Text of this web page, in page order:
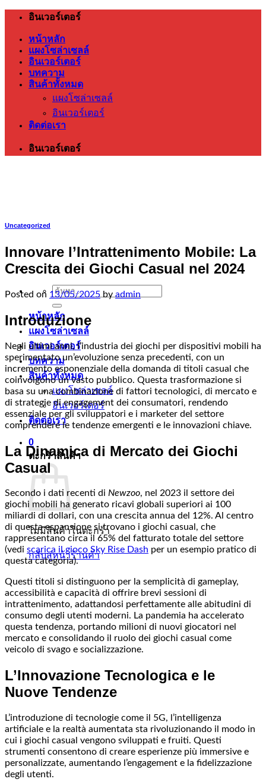
ข้าม
เนื้อหา
อินเวอร์เตอร์
หน้าหลัก
แผงโซล่าเซลล์
อินเวอร์เตอร์
บทความ
สินค้าทั้งหมด
แผงโซล่าเซลล์
อินเวอร์เตอร์
ติดต่อเรา
อินเวอร์เตอร์
ค้นหา:
หน้าหลัก
แผงโซล่าเซลล์
อินเวอร์เตอร์
บทความ
สินค้าทั้งหมด
แผงโซล่าเซลล์
อินเวอร์เตอร์
ติดต่อเรา
0
ตะกร้าสินค้า
ไม่มีสินค้าในตะกร้า
กลับสู่หน้าร้านค้า
Uncategorized
Innovare l’Intrattenimento Mobile: La
Crescita dei Giochi Casual nel 2024
Posted on 13/05/2025 by admin
Introduzione
Negli ultimi anni, l’industria dei giochi per dispositivi mobili ha
sperimentato un’evoluzione senza precedenti, con un
incremento esponenziale della domanda di titoli casual che
coinvolgono un vasto pubblico. Questa trasformazione si
basa su una combinazione di fattori tecnologici, di mercato e
di strategie di engagement dei consumatori, rendendo
essenziale per gli sviluppatori e i marketer del settore
comprendere le tendenze emergenti e le innovazioni chiave.
La Dinamica di Mercato dei Giochi
Casual
Secondo i dati recenti di Newzoo, nel 2023 il settore dei
giochi mobili ha generato ricavi globali superiori ai 100
miliardi di dollari, con una crescita annua del 12%. Al centro
di questa espansione si trovano i giochi casual, che
rappresentano circa il 65% del fatturato totale del settore
(vedi scarica il gioco Sky Rise Dash per un esempio pratico di
questa categoria).
Questi titoli si distinguono per la semplicità di gameplay,
accessibilità e capacità di offrire brevi sessioni di
intrattenimento, adattandosi perfettamente alle abitudini di
consumo degli utenti moderni. La pandemia ha accelerato
questa tendenza, portando milioni di nuovi giocatori nel
mercato e consolidando il ruolo dei giochi casual come
veicolo di svago e socializzazione.
L’Innovazione Tecnologica e le
Nuove Tendenze
L’introduzione di tecnologie come il 5G, l’intelligenza
artificiale e la realtà aumentata sta rivoluzionando il modo in
cui i giochi casual vengono sviluppati e fruiti. Questi
strumenti consentono di creare esperienze più immersive e
personalizzate, aumentando l’engagement e la fidelizzazione
degli utenti.